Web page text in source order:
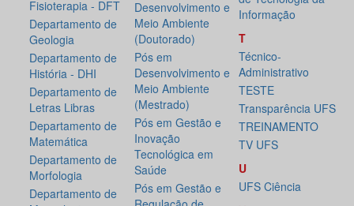
Fisioterapia - DFT
Departamento de
Geologia
Departamento de
História - DHI
Departamento de
Letras Libras
Departamento de
Matemática
Departamento de
Morfologia
Departamento de
Desenvolvimento e
Meio Ambiente
(Doutorado)
Pós em
Desenvolvimento e
Meio Ambiente
(Mestrado)
Pós em Gestão e
Inovação
Tecnológica em
Saúde
Pós em Gestão e
Informação
T
Técnico-
Administrativo
TESTE
Transparência UFS
TREINAMENTO
TV UFS
U
UFS Ciência